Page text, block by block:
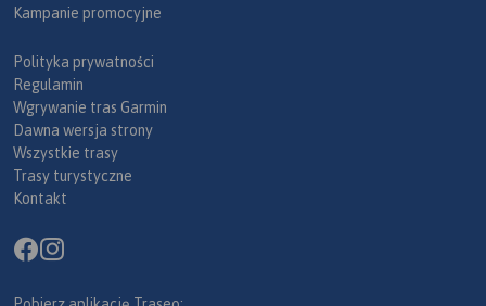
Kampanie promocyjne
Polityka prywatności
Regulamin
Wgrywanie tras Garmin
Dawna wersja strony
Wszystkie trasy
Trasy turystyczne
Kontakt